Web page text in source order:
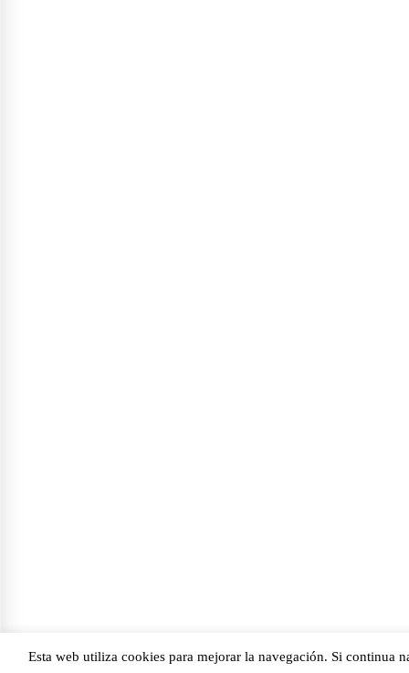
Esta web utiliza cookies para mejorar la navegación. Si continua